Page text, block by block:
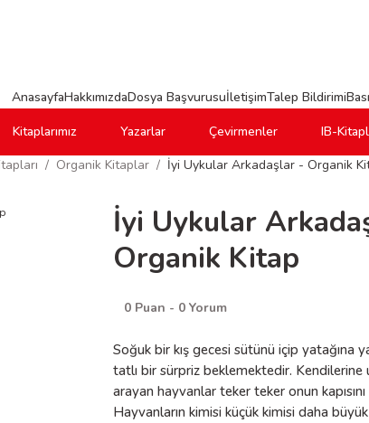
AnasayfaHakkımızdaDosya BaşvurusuİletişimTalep Bildirimi
Kitaplarımız
Yazarlar Çevirmenler IB-
Organik Kitaplar İyi Uykular Arkadaşlar - Organik
İyi Uykular
Organik Kitap
0 Puan - 0 Yorum
Soğuk bir kış gecesi sütünü içip yatağına
tatlı bir sürpriz beklemektedir. Kendilerine
arayan hayvanlar teker teker onun
Hayvanların kimisi küçük kimisi daha